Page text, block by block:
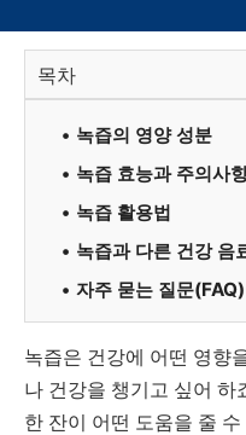
목차
녹즙의 영양 성분
녹즙 효능과 주의사
녹즙 활용법
녹즙과 다른 건강 음
자주 묻는 질문(FAQ)
녹즙은 건강에 어떤 영향
나 건강을 챙기고 싶어 하
한 잔이 어떤 도움을 줄